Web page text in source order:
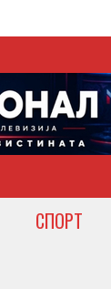
СПОРТ